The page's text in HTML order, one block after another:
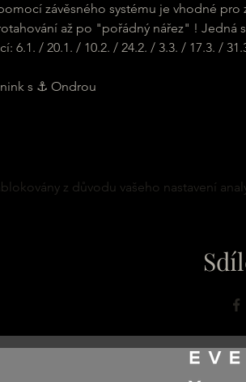
závěsného systému je vhodné
až po "pořádný nářez" ! Jedná
6.1. / 20.1. / 10.2. / 24.2. / 3.3. / 17.3. /
s ⚓ Ondrou
z důvodu vašeho nastavení